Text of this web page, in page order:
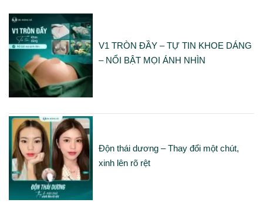
V1 TRÒN ĐẦY – TỰ TIN KHOE DÁNG
– NỔI BẬT MỌI ÁNH NHÌN
Độn thái dương – Thay đổi một chút,
xinh lên rõ rệt